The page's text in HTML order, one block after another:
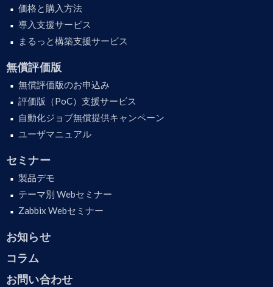
価格と購入方法
導入支援サービス
まるっと構築支援サービス
無償評価版
無償評価版のお申込み
評価版（PoC）支援サービス
自動化ジョブ無償提供キャンペーン
ユーザマニュアル
セミナー
製品デモ
テーマ別 Webセミナー
Zabbix Webセミナー
お知らせ
コラム
お問い合わせ